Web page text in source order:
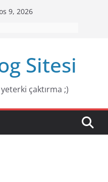
9, 2026
Sitesi
çaktırma ;)